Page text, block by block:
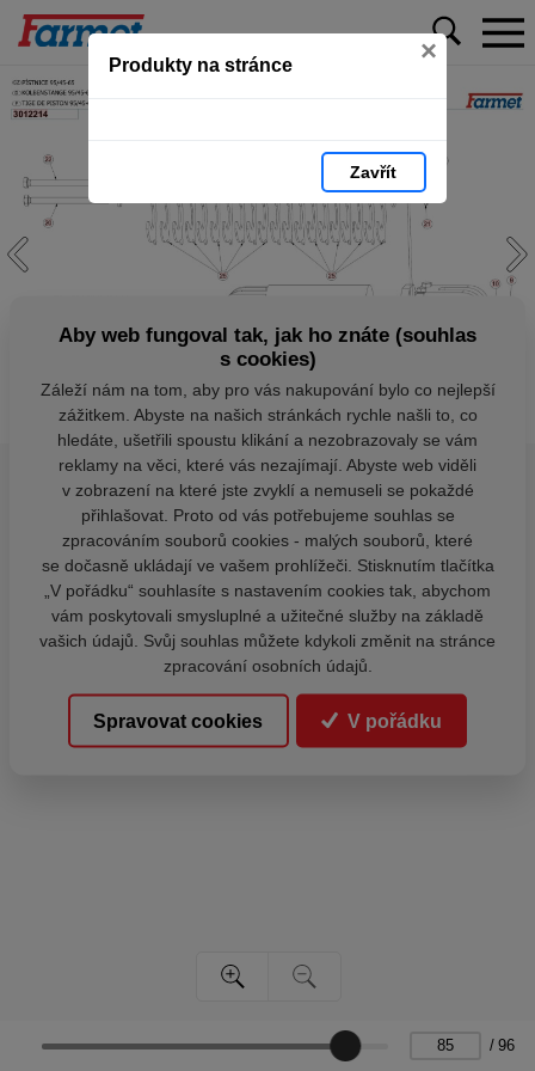
Produkty na stránce ×
Zavřít
/ 96
Aby web fungoval tak, jak ho znáte (souhlas
s cookies)
Záleží nám na tom, aby pro vás nakupování bylo co nejlepší
zážitkem. Abyste na našich stránkách rychle našli to, co
hledáte, ušetřili spoustu klikání a nezobrazovaly se vám
reklamy na věci, které vás nezajímají. Abyste web viděli
v zobrazení na které jste zvyklí a nemuseli se pokaždé
přihlašovat. Proto od vás potřebujeme souhlas se
zpracováním souborů cookies - malých souborů, které
se dočasně ukládají ve vašem prohlížeči. Stisknutím tlačítka
„V pořádku“ souhlasíte s nastavením cookies tak, abychom
vám poskytovali smysluplné a užitečné služby na základě
vašich údajů. Svůj souhlas můžete kdykoli změnit na stránce
zpracování osobních údajů.
Spravovat cookies V pořádku